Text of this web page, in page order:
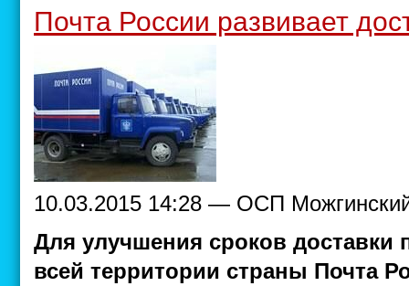
Почта России развивает
10.03.2015 14:28 — ОСП
Для улучшения сроков доставки
всей территории страны Почта